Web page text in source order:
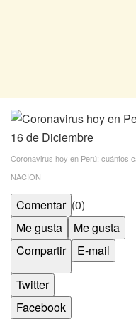
Coronavirus hoy en Perú: cuántos
NACION
Comentar (0)
Me gusta
Me gusta
Compartir
E-mail
Twitter
Facebook